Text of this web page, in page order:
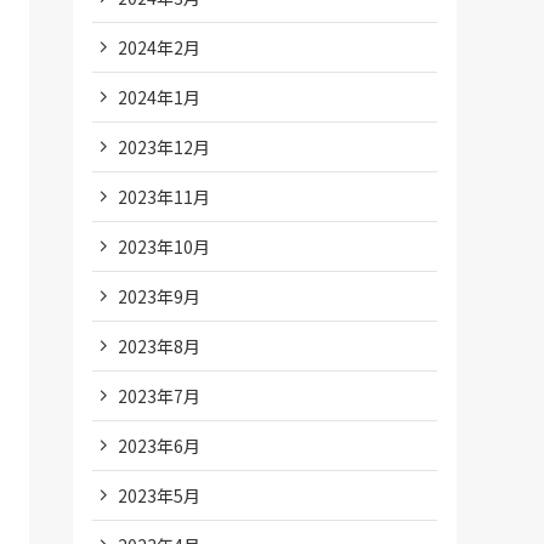
2024年2月
2024年1月
2023年12月
2023年11月
2023年10月
2023年9月
2023年8月
2023年7月
2023年6月
2023年5月